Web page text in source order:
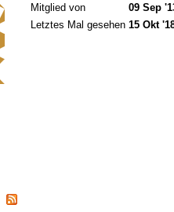
Mitglied von
09 Sep
Letztes Mal gesehen 15 Okt